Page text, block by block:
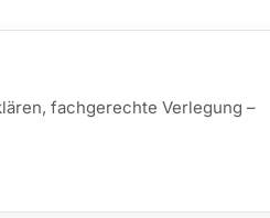
fachgerechte Verlegung –